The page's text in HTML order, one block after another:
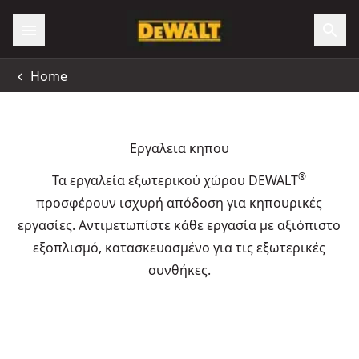
Home
Εργαλεια κηπου
Τα εργαλεία εξωτερικού χώρου DEWALT®
προσφέρουν ισχυρή απόδοση για κηπουρικές
εργασίες. Αντιμετωπίστε κάθε εργασία με αξιόπιστο
εξοπλισμό, κατασκευασμένο για τις εξωτερικές
συνθήκες.